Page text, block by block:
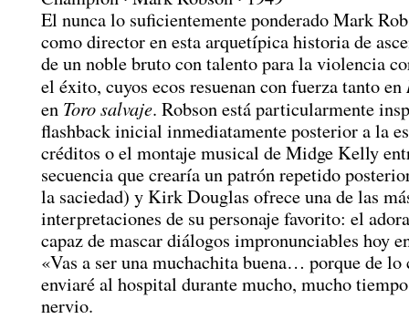
El nunca lo suficientemente ponderado Mark
como director en esta arquetípica historia de
de un noble bruto con talento para la violencia
el éxito, cuyos ecos resuenan con fuerza tanto en
en Toro salvaje. Robson está particularmente
flashback inicial inmediatamente posterior a la
créditos o el montaje musical de Midge Kelly
secuencia que crearía un patrón repetido
la saciedad) y Kirk Douglas ofrece una de las
interpretaciones de su personaje favorito: el
capaz de mascar diálogos impronunciables hoy
«Vas a ser una muchachita buena… porque de
enviaré al hospital durante mucho, mucho
nervio.